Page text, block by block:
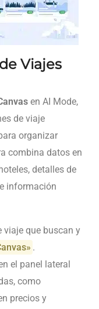
Viajes
en AI Mode,
de viaje
organizar
combina datos en
detalles de
información
viaje que buscan y
.
el panel lateral
como
precios y